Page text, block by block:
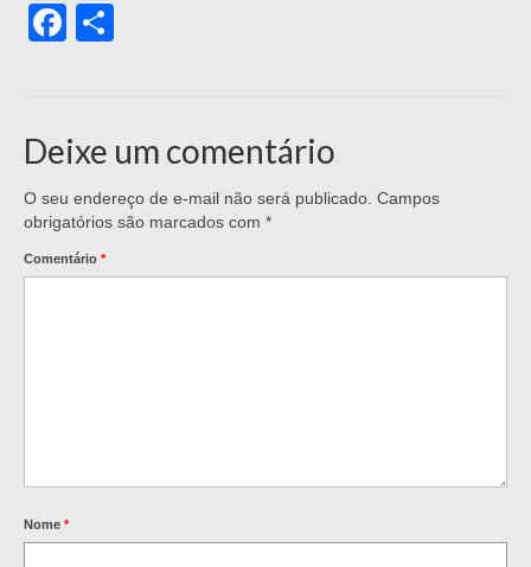
Facebook
Deixe um comentário
O seu endereço de e-mail não será publicado. Campos
obrigatórios são marcados com *
Comentário *
Nome *